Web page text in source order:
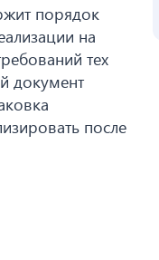
порядок
на
тех
документ
после